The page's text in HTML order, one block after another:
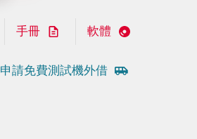
手冊 軟體
申請免費測試機外借